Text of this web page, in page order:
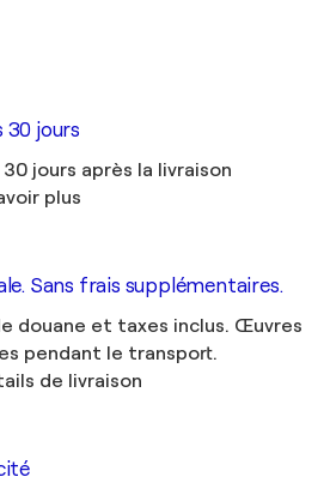
30 jours
jours après la livraison
plus
Sans frais supplémentaires.
douane et taxes inclus. Œuvres
pendant le transport.
de livraison